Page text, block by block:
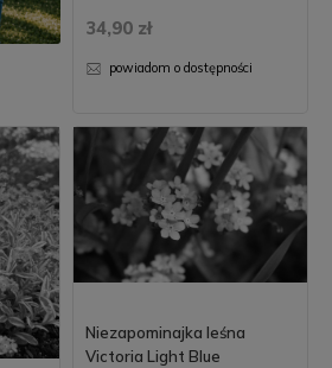
34,90 zł
powiadom o dostępności
Niezapominajka leśna
Victoria Light Blue